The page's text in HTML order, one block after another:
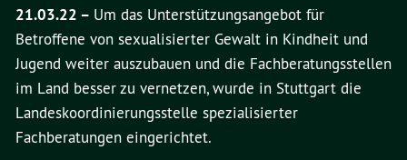
21.03.22 – Um das Unterstützungsangebot für
Betroffene von sexualisierter Gewalt in Kindheit und
Jugend weiter auszubauen und die Fachberatungsstellen
im Land besser zu vernetzen, wurde in Stuttgart die
Landeskoordinierungsstelle spezialisierter
Fachberatungen eingerichtet.